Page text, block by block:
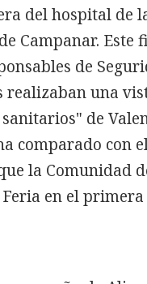
del hospital de
Campanar. Este
de
realizaban una
de
comparado con
la Comunidad
en el primera